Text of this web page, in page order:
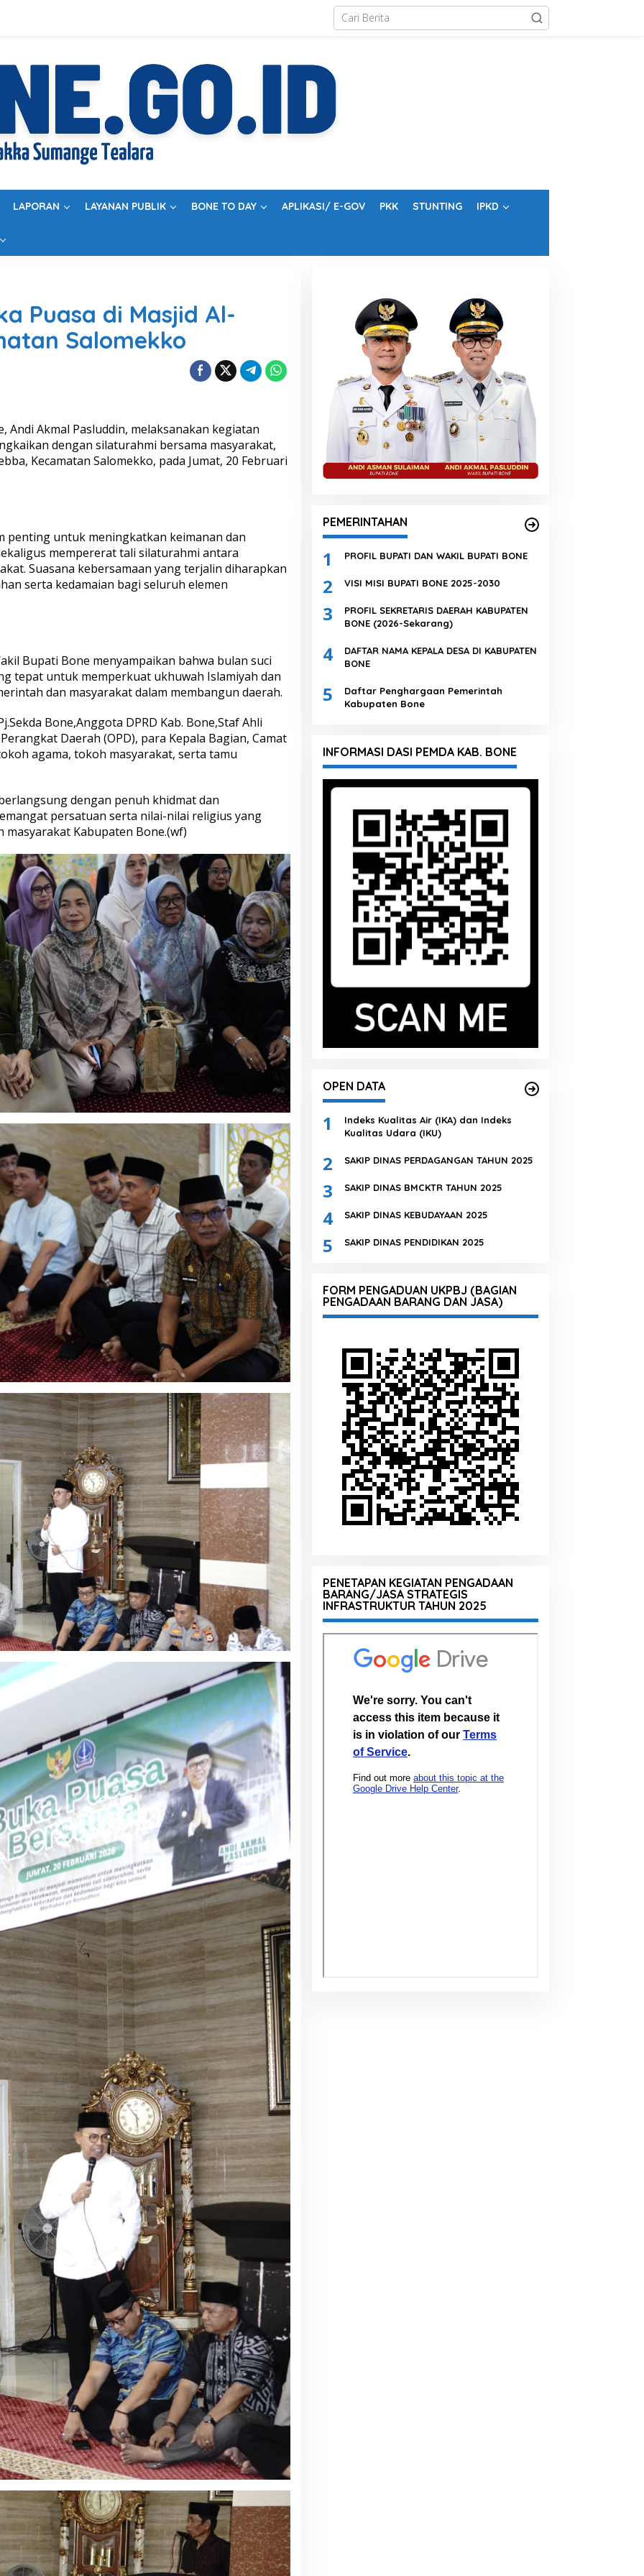
LAPORAN LAYANAN PUBLIK BONE TO DAY APLIKASI/ E-GOV PKK STUNTING IPKD
Puasa di Masjid Al-
Salomekko
Andi Akmal Pasluddin, melaksanakan kegiatan
dengan silaturahmi bersama masyarakat,
Kecamatan Salomekko, pada Jumat, 20 Februari
penting untuk meningkatkan keimanan dan
mempererat tali silaturahmi antara
Suasana kebersamaan yang terjalin diharapkan
serta kedamaian bagi seluruh elemen
Bupati Bone menyampaikan bahwa bulan suci
tepat untuk memperkuat ukhuwah Islamiyah dan
dan masyarakat dalam membangun daerah.
Bone,Anggota DPRD Kab. Bone,Staf Ahli
Daerah (OPD), para Kepala Bagian, Camat
agama, tokoh masyarakat, serta tamu
dengan penuh khidmat dan
persatuan serta nilai-nilai religius yang
Kabupaten Bone.(wf)
PEMERINTAHAN
1 PROFIL BUPATI DAN WAKIL BUPATI BONE
2 VISI MISI BUPATI BONE 2025-2030
3
PROFIL SEKRETARIS DAERAH KABUPATEN
BONE (2026-Sekarang)
4
DAFTAR NAMA KEPALA DESA DI KABUPATEN
BONE
5
Daftar Penghargaan Pemerintah
Kabupaten Bone
INFORMASI DASI PEMDA KAB. BONE
OPEN DATA
1
Indeks Kualitas Air (IKA) dan Indeks
Kualitas Udara (IKU)
2 SAKIP DINAS PERDAGANGAN TAHUN 2025
3 SAKIP DINAS BMCKTR TAHUN 2025
4 SAKIP DINAS KEBUDAYAAN 2025
5 SAKIP DINAS PENDIDIKAN 2025
FORM PENGADUAN UKPBJ (BAGIAN
PENGADAAN BARANG DAN JASA)
PENETAPAN KEGIATAN PENGADAAN
BARANG/JASA STRATEGIS
INFRASTRUKTUR TAHUN 2025